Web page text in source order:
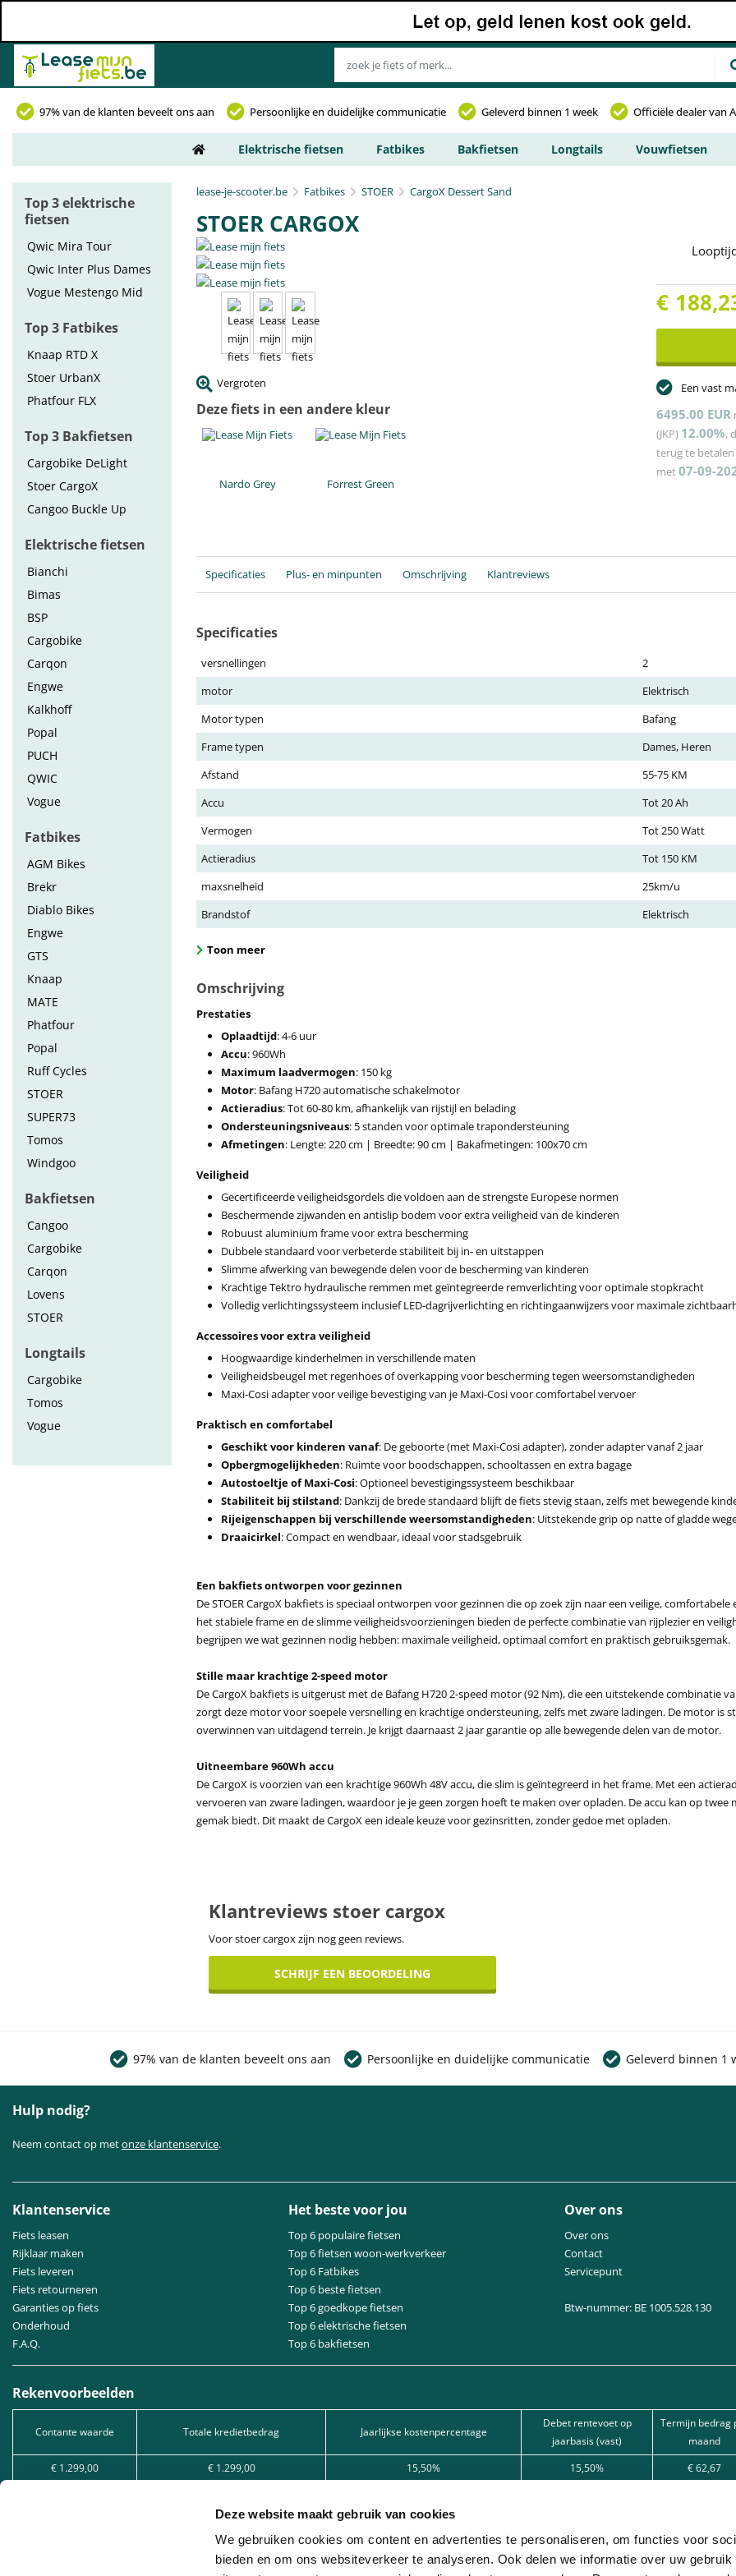
Deze website maakt gebruik van cookies
We gebruiken cookies om content en advertenties te personaliseren, om functies voor
bieden en om ons websiteverkeer te analyseren. Ook delen we informatie over uw gebruik
97% van de klanten beveelt ons aan Persoonlijke en duidelijke communicatie Geleverd binnen 1 week Officiële dealer van
Elektrische fietsen Fatbikes Bakfietsen Longtails Vouwfietsen
Top 3 elektrische
fietsen
Qwic Mira Tour
Qwic Inter Plus Dames
Vogue Mestengo Mid
Top 3 Fatbikes
Knaap RTD X
Stoer UrbanX
Phatfour FLX
Top 3 Bakfietsen
Cargobike DeLight
Stoer CargoX
Cangoo Buckle Up
Elektrische fietsen
Bianchi
Bimas
BSP
Cargobike
Carqon
Engwe
Kalkhoff
Popal
PUCH
QWIC
Vogue
Fatbikes
AGM Bikes
Brekr
Diablo Bikes
Engwe
GTS
Knaap
MATE
Phatfour
Popal
Ruff Cycles
STOER
SUPER73
Tomos
Windgoo
Bakfietsen
Cangoo
Cargobike
Carqon
Lovens
STOER
Longtails
Cargobike
Tomos
Vogue
lease-je-scooter.be Fatbikes STOER CargoX Dessert Sand
STOER CARGOX
Vergroten
Deze fiets in een andere kleur
Nardo Grey Forrest Green
€
Een vast
6495.00 EUR
(JKP) 12.00%,
terug te
met07-09-
Specificaties Plus- en minpunten Omschrijving Klantreviews
Specificaties
versnellingen
2
motor
Elektrisch
Motor typen
Bafang
Frame typen
Dames, Heren
Afstand
55-75 KM
Accu
Tot 20 Ah
Vermogen
Tot 250 Watt
Actieradius
Tot 150 KM
maxsnelheid
25km/u
Brandstof
Elektrisch
Toon meer
Omschrijving
Prestaties
Oplaadtijd: 4-6 uur
Accu: 960Wh
Maximum laadvermogen: 150 kg
Motor: Bafang H720 automatische schakelmotor
Actieradius: Tot 60-80 km, afhankelijk van rijstijl en belading
Ondersteuningsniveaus: 5 standen voor optimale trapondersteuning
Afmetingen: Lengte: 220 cm | Breedte: 90 cm | Bakafmetingen: 100x70 cm
Veiligheid
Gecertificeerde veiligheidsgordels die voldoen aan de strengste Europese normen
Beschermende zijwanden en antislip bodem voor extra veiligheid van de kinderen
Robuust aluminium frame voor extra bescherming
Dubbele standaard voor verbeterde stabiliteit bij in- en uitstappen
Slimme afwerking van bewegende delen voor de bescherming van kinderen
Krachtige Tektro hydraulische remmen met geïntegreerde remverlichting voor optimale stopkracht
Volledig verlichtingssysteem inclusief LED-dagrijverlichting en richtingaanwijzers voor maximale
Accessoires voor extra veiligheid
Hoogwaardige kinderhelmen in verschillende maten
Veiligheidsbeugel met regenhoes of overkapping voor bescherming tegen weersomstandigheden
Maxi-Cosi adapter voor veilige bevestiging van je Maxi-Cosi voor comfortabel vervoer
Praktisch en comfortabel
Geschikt voor kinderen vanaf: De geboorte (met Maxi-Cosi adapter), zonder adapter vanaf 2 jaar
Opbergmogelijkheden: Ruimte voor boodschappen, schooltassen en extra bagage
Autostoeltje of Maxi-Cosi: Optioneel bevestigingssysteem beschikbaar
Stabiliteit bij stilstand: Dankzij de brede standaard blijft de fiets stevig staan, zelfs met bewegende
Rijeigenschappen bij verschillende weersomstandigheden: Uitstekende grip op natte of gladde
Draaicirkel: Compact en wendbaar, ideaal voor stadsgebruik
Een bakfiets ontworpen voor gezinnen
De STOER CargoX bakfiets is speciaal ontworpen voor gezinnen die op zoek zijn naar een veilige,
het stabiele frame en de slimme veiligheidsvoorzieningen bieden de perfecte combinatie van rijplezier en
begrijpen we wat gezinnen nodig hebben: maximale veiligheid, optimaal comfort en praktisch gebruiksgemak.
Stille maar krachtige 2-speed motor
De CargoX bakfiets is uitgerust met de Bafang H720 2-speed motor (92 Nm), die een uitstekende combinatie
zorgt deze motor voor soepele versnelling en krachtige ondersteuning, zelfs met zware ladingen. De motor
overwinnen van uitdagend terrein. Je krijgt daarnaast 2 jaar garantie op alle bewegende delen van de motor.
Uitneembare 960Wh accu
De CargoX is voorzien van een krachtige 960Wh 48V accu, die slim is geïntegreerd in het frame. Met een
vervoeren van zware ladingen, waardoor je je geen zorgen hoeft te maken over opladen. De accu kan op
gemak biedt. Dit maakt de CargoX een ideale keuze voor gezinsritten, zonder gedoe met opladen.
Klantreviews stoer cargox
Voor stoer cargox zijn nog geen reviews.
SCHRIJF EEN BEOORDELING
97% van de klanten beveelt ons aan Persoonlijke en duidelijke communicatie Geleverd binnen 1
Hulp nodig?
Neem contact op metonze klantenservice.
Klantenservice
Fiets leasen
Rijklaar maken
Fiets leveren
Fiets retourneren
Garanties op fiets
Onderhoud
F.A.Q.
Het beste voor jou
Top 6 populaire fietsen
Top 6 fietsen woon-werkverkeer
Top 6 Fatbikes
Top 6 beste fietsen
Top 6 goedkope fietsen
Top 6 elektrische fietsen
Top 6 bakfietsen
Over ons
Over ons
Contact
Servicepunt
Btw-nummer: BE 1005.528.130
Rekenvoorbeelden
Contante waarde Totale kredietbedrag Jaarlijkse kostenpercentage
Debet rentevoet op
jaarbasis (vast)
Termijn bedrag
maand
€ 1.299,00
€ 1.299,00 15,50% 15,50%
€ 62,67
€ 5.049,00 12%
Kredietvorm: Lening op afbetaling, onder voorbehoud van aanvaarding van uw kredietaanvraag door één van onze partnerbanken. Kredietbemiddelaar